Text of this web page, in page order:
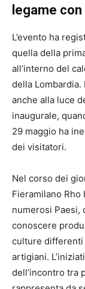
legame
L’evento ha
quella della
all’interno del
della
anche alla luce
inaugurale,
29 maggio ha
dei visitatori.
Nel corso dei
Fieramilano
numerosi Paesi,
conoscere
culture
artigiani.
dell’incontro tra